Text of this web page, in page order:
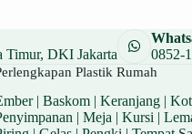
Timur, DKI Jakarta
0852-
Plastik Rumah
| Baskom| Keranjang|
| Meja | Kursi |